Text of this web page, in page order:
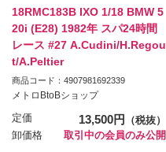
18RMC183B IXO 1/18 BMW 5
20i (E28) 1982年 スパ24時間
レース #27 A.Cudini/H.Regou
t/A.Peltier
商品コード：4907981692339
メトロBtoBショップ
定価 13,500円
（税抜）
卸価格
取引中の会員のみ公開